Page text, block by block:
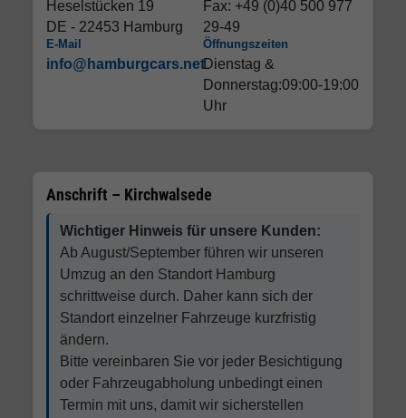
Heselstücken 19
DE - 22453 Hamburg
Fax: +49 (0)40 500 977
29-49
E-Mail
info@hamburgcars.net
Öffnungszeiten
Dienstag &
Donnerstag:09:00-19:00
Uhr
Anschrift – Kirchwalsede
Wichtiger Hinweis für unsere Kunden:
Ab August/September führen wir unseren
Umzug an den Standort Hamburg
schrittweise durch. Daher kann sich der
Standort einzelner Fahrzeuge kurzfristig
ändern.
Bitte vereinbaren Sie vor jeder Besichtigung
oder Fahrzeugabholung unbedingt einen
Termin mit uns, damit wir sicherstellen